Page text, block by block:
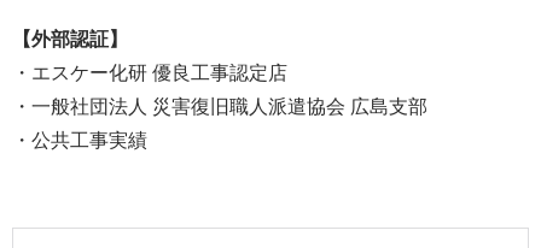
【外部認証】
・エスケー化研 優良工事認定店
・一般社団法人 災害復旧職人派遣協会 広島支部
・公共工事実績